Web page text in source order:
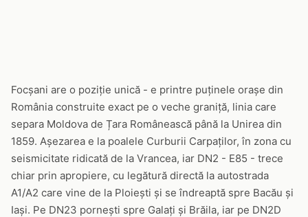
Focșani are o poziție unică - e printre puținele orașe din
România construite exact pe o veche graniță, linia care
separa Moldova de Țara Românească până la Unirea din
1859. Așezarea e la poalele Curburii Carpaților, în zona cu
seismicitate ridicată de la Vrancea, iar DN2 - E85 - trece
chiar prin apropiere, cu legătură directă la autostrada
A1/A2 care vine de la Ploiești și se îndreaptă spre Bacău și
Iași. Pe DN23 pornești spre Galați și Brăila, iar pe DN2D